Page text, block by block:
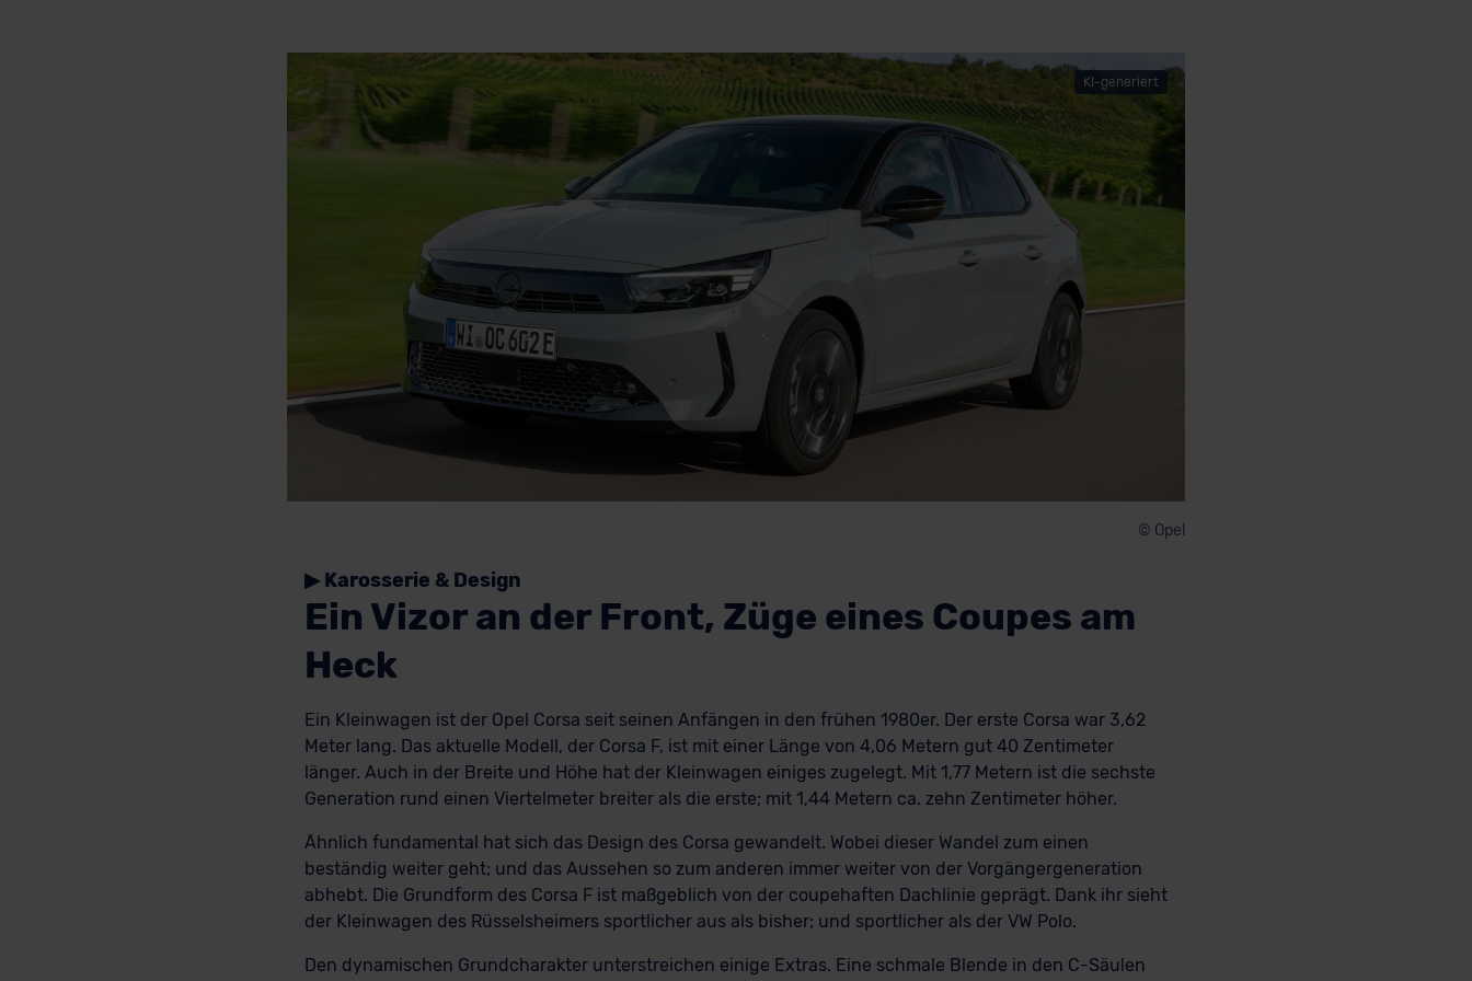
KI-generiert
© Opel
▶ Karosserie & Design
Ein Vizor an der Front, Züge eines Coupes am
Heck
Ein Kleinwagen ist der Opel Corsa seit seinen Anfängen in den frühen 1980er. Der erste Corsa war 3,62
Meter lang. Das aktuelle Modell, der Corsa F, ist mit einer Länge von 4,06 Metern gut 40 Zentimeter
länger. Auch in der Breite und Höhe hat der Kleinwagen einiges zugelegt. Mit 1,77 Metern ist die sechste
Generation rund einen Viertelmeter breiter als die erste; mit 1,44 Metern ca. zehn Zentimeter höher.
Ähnlich fundamental hat sich das Design des Corsa gewandelt. Wobei dieser Wandel zum einen
beständig weiter geht; und das Aussehen so zum anderen immer weiter von der Vorgängergeneration
abhebt. Die Grundform des Corsa F ist maßgeblich von der coupehaften Dachlinie geprägt. Dank ihr sieht
der Kleinwagen des Rüsselsheimers sportlicher aus als bisher; und sportlicher als der VW Polo.
Den dynamischen Grundcharakter unterstreichen einige Extras. Eine schmale Blende in den C-Säulen